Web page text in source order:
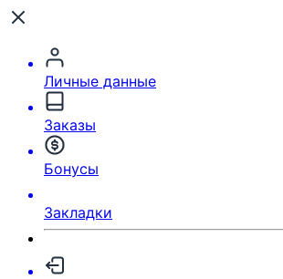
Личные данные
Заказы
Бонусы
Закладки